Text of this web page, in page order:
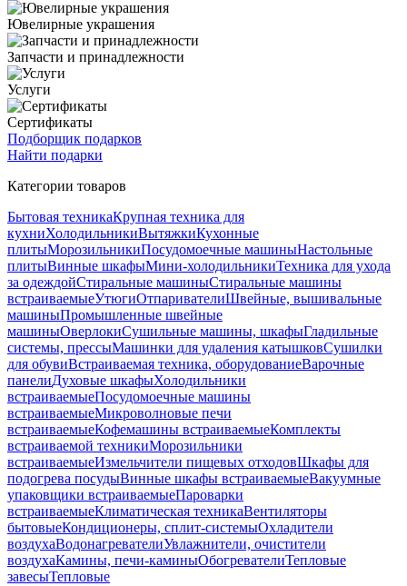
Ювелирные украшения
Запчасти и принадлежности
Услуги
Сертификаты
Подборщик подарков
Найти подарки
Категории товаров
Бытовая техникаКрупная техника для
кухниХолодильникиВытяжкиКухонные
плитыМорозильникиПосудомоечные машиныНастольные
плитыВинные шкафыМини-холодильникиТехника для ухода
за одеждойСтиральные машиныСтиральные машины
встраиваемыеУтюгиОтпаривателиШвейные, вышивальные
машиныПромышленные швейные
машиныОверлокиСушильные машины, шкафыГладильные
системы, прессыМашинки для удаления катышковСушилки
для обувиВстраиваемая техника, оборудованиеВарочные
панелиДуховые шкафыХолодильники
встраиваемыеПосудомоечные машины
встраиваемыеМикроволновые печи
встраиваемыеКофемашины встраиваемыеКомплекты
встраиваемой техникиМорозильники
встраиваемыеИзмельчители пищевых отходовШкафы для
подогрева посудыВинные шкафы встраиваемыеВакуумные
упаковщики встраиваемыеПароварки
встраиваемыеКлиматическая техникаВентиляторы
бытовыеКондиционеры, сплит-системыОхладители
воздухаВодонагревателиУвлажнители, очистители
воздухаКамины, печи-каминыОбогревателиТепловые
завесыТепловые